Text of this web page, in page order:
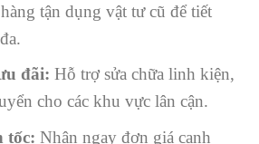
tận dụng vật tư cũ để tiết
đãi: Hỗ trợ sửa chữa linh kiện,
cho các khu vực lân cận.
tốc: Nhận ngay đơn giá cạnh